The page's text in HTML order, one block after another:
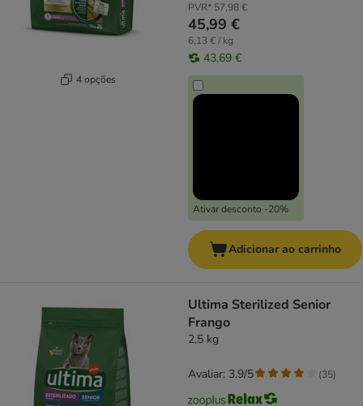
4 opções
PVR* 57,98 €
45,99 €
6,13 € / kg
43,69 €
Ativar desconto -20%
Adicionar ao carrinho
Ultima Sterilized Senior
Frango
2,5 kg
Avaliar: 3.9/5 (35)